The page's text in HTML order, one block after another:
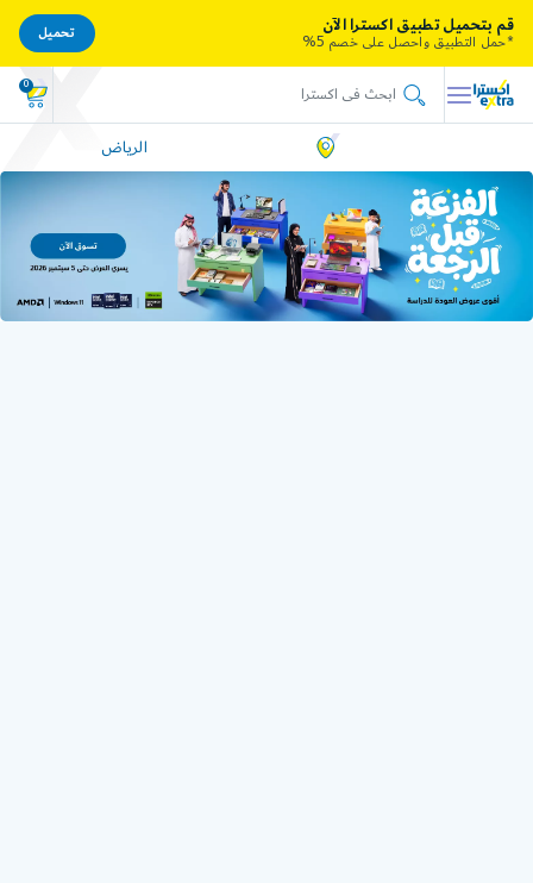
0
الرياض
قم بتحميل تطبيق اكسترا الآن
*حمل التطبيق واحصل على خصم 5%
تحميل